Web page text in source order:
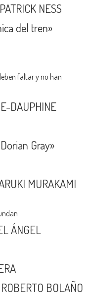
NESS
del tren»
faltar y no han
DAUPHINE
Gray»
MURAKAMI
ÁNGEL
BOLAÑO